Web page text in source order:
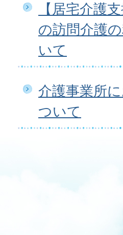
【居宅介護
の訪問介護
いて
介護事業所
ついて